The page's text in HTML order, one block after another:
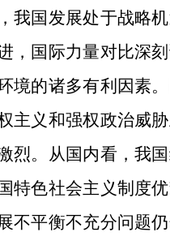
我国发展处于战略
，国际力量对比深
境的诸多有利因素
主义和强权政治威
烈。从国内看，我
特色社会主义制度
不平衡不充分问题